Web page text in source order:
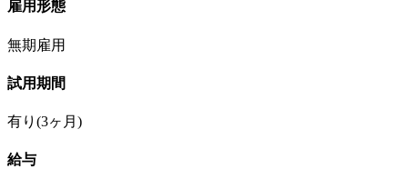
雇用形態
無期雇用
試用期間
有り(3ヶ月)
給与